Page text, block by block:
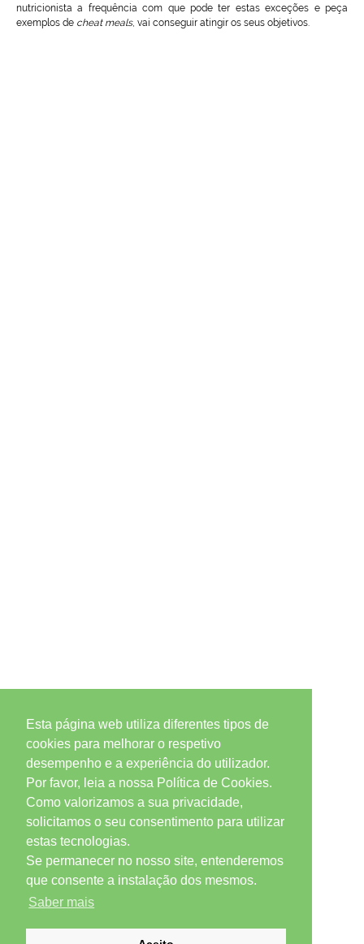
Esta página web utiliza diferentes tipos de
cookies para melhorar o respetivo
desempenho e a experiência do utilizador.
Por favor, leia a nossa Política de Cookies.
Como valorizamos a sua privacidade,
solicitamos o seu consentimento para utilizar
estas tecnologias.
Se permanecer no nosso site, entenderemos
que consente a instalação dos mesmos.
Saber mais
nutricionista a frequência com que pode ter estas exceções e peça
exemplos de cheat meals, vai conseguir atingir os seus objetivos.